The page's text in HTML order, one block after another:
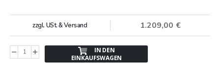
1.209,00 €
zzgl. USt. & Versand
IN DEN
EINKAUFSWAGEN